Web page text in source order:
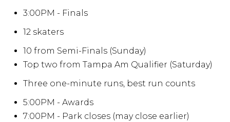
3:00PM - Finals
12 skaters
10 from Semi-Finals (Sunday)
Top two from Tampa Am Qualifier (Saturday)
Three one-minute runs, best run counts
5:00PM - Awards
7:00PM - Park closes (may close earlier)